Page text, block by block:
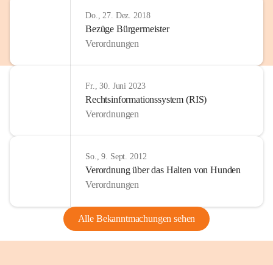
Do., 27. Dez. 2018
Bezüge Bürgermeister
Verordnungen
Fr., 30. Juni 2023
Rechtsinformationssystem (RIS)
Verordnungen
So., 9. Sept. 2012
Verordnung über das Halten von Hunden
Verordnungen
Alle Bekanntmachungen sehen